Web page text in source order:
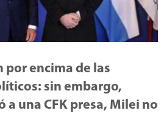
por encima de las
sin embargo,
a una CFK presa, Milei no